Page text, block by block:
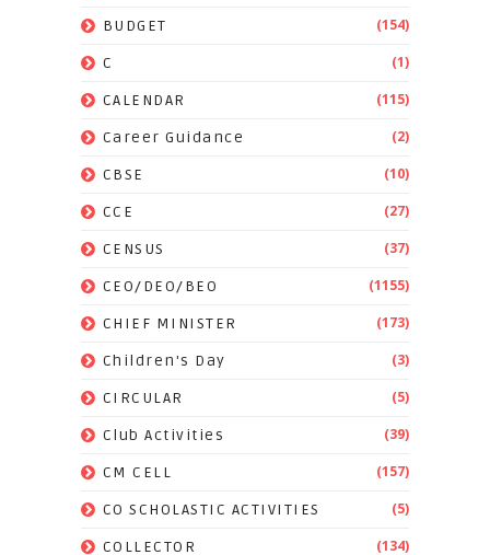
BUDGET (154)
C (1)
CALENDAR (115)
Career Guidance (2)
CBSE (10)
CCE (27)
CENSUS (37)
CEO/DEO/BEO (1155)
CHIEF MINISTER (173)
Children's Day (3)
CIRCULAR (5)
Club Activities (39)
CM CELL (157)
CO SCHOLASTIC ACTIVITIES (5)
COLLECTOR (134)